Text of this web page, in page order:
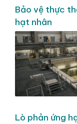
Bảo vệ thực
hạt nhân
Lò phản ứng